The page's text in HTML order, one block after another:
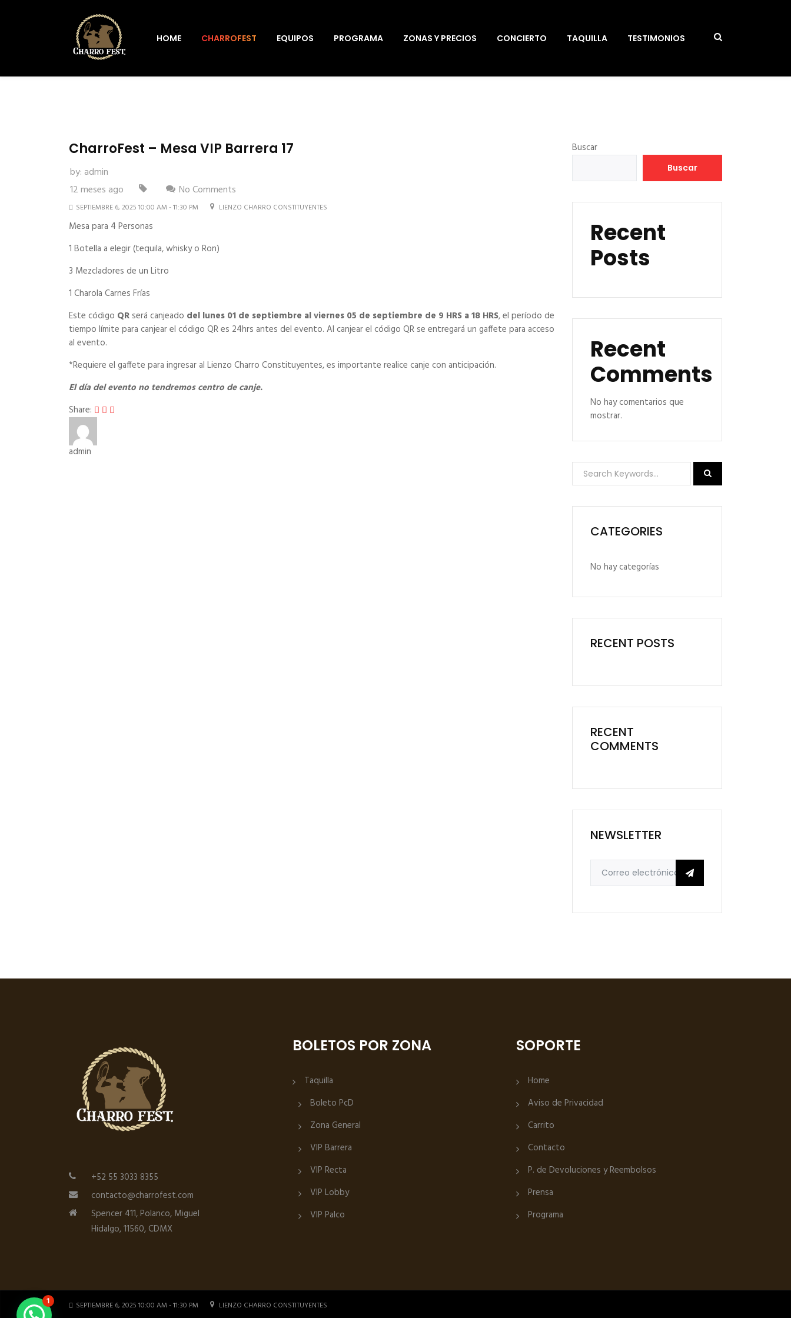
HOME CHARROFEST EQUIPOS PROGRAMA ZONAS Y PRECIOS CONCIERTO TAQUILLA TESTIMONIOS
CharroFest – Mesa VIP Barrera 17
by: admin
12 meses ago
No Comments
SEPTIEMBRE 6, 2025 10:00 AM - 11:30 PM LIENZO CHARRO CONSTITUYENTES
Mesa para 4 Personas
1 Botella a elegir (tequila, whisky o Ron)
3 Mezcladores de un Litro
1 Charola Carnes Frías
Este código QR será canjeado del lunes 01 de septiembre al viernes 05 de septiembre de 9 HRS a 18 HRS, el período de
tiempo límite para canjear el código QR es 24hrs antes del evento. Al canjear el código QR se entregará un gaffete para acceso
al evento.
*Requiere el gaffete para ingresar al Lienzo Charro Constituyentes, es importante realice canje con anticipación.
El día del evento no tendremos centro de canje.
Share:
admin
Buscar
Buscar
Recent
Posts
Recent
Comments
No hay comentarios que
mostrar.
CATEGORIES
No hay categorías
RECENT POSTS
RECENT
COMMENTS
NEWSLETTER
+52 55 3033 8355
contacto@charrofest.com
Spencer 411, Polanco, Miguel
Hidalgo, 11560, CDMX
BOLETOS POR ZONA
Taquilla
Boleto PcD
Zona General
VIP Barrera
VIP Recta
VIP Lobby
VIP Palco
SOPORTE
Home
Aviso de Privacidad
Carrito
Contacto
P. de Devoluciones y Reembolsos
Prensa
Programa
SEPTIEMBRE 6, 2025 10:00 AM - 11:30 PM LIENZO CHARRO CONSTITUYENTES
1